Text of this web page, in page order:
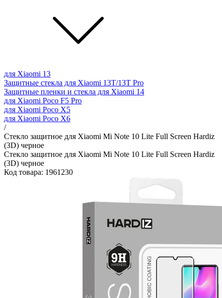
для Xiaomi 13
Защитные стекла для Xiaomi 13T/13T Pro
Защитные пленки и стекла для Xiaomi 14
для Xiaomi Poco F5 Pro
для Xiaomi Poco X5
для Xiaomi Poco X6
/
Стекло защитное для Xiaomi Mi Note 10 Lite Full Screen Hardiz
(3D) черное
Стекло защитное для Xiaomi Mi Note 10 Lite Full Screen Hardiz
(3D) черное
Код товара: 1961230